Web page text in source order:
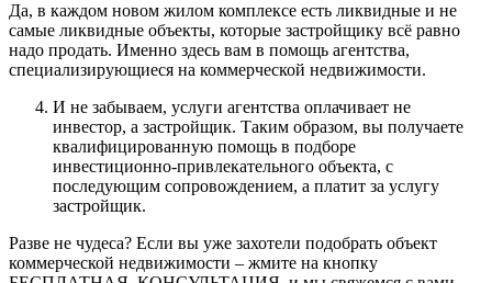
Да, в каждом новом жилом комплексе есть ликвидные и не
самые ликвидные объекты, которые застройщику всё равно
надо продать. Именно здесь вам в помощь агентства,
специализирующиеся на коммерческой недвижимости.
И не забываем, услуги агентства оплачивает не
инвестор, а застройщик. Таким образом, вы получаете
квалифицированную помощь в подборе
инвестиционно-привлекательного объекта, с
последующим сопровождением, а платит за услугу
застройщик.
Разве не чудеса? Если вы уже захотели подобрать объект
коммерческой недвижимости – жмите на кнопку